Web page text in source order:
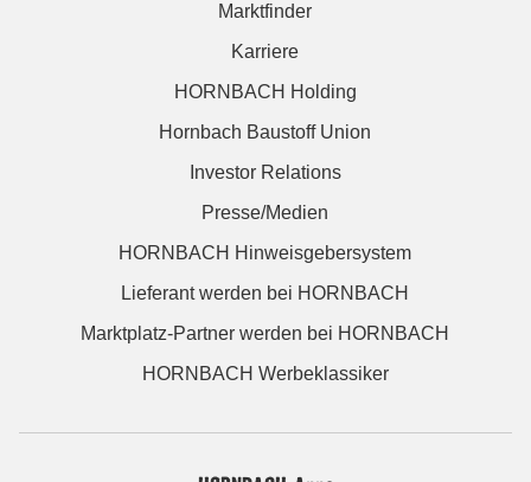
Marktfinder
Karriere
HORNBACH Holding
Hornbach Baustoff Union
Investor Relations
Presse/Medien
HORNBACH Hinweisgebersystem
Lieferant werden bei HORNBACH
Marktplatz-Partner werden bei HORNBACH
HORNBACH Werbeklassiker